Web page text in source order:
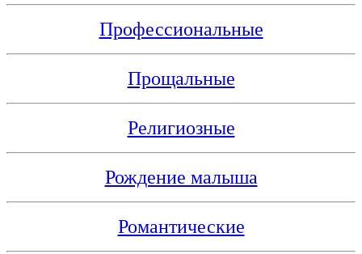
Профессиональные
Прощальные
Религиозные
Рождение малыша
Романтические